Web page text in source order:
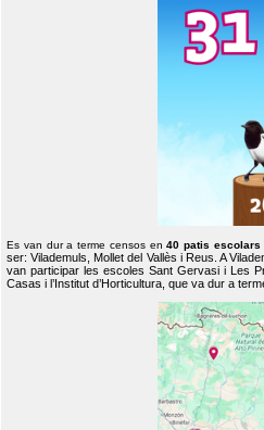
Es van dur a terme censos en40 patis escolars
ser: Vilademuls, Mollet del Vallès i Reus. A
van participar les escoles Sant Gervasi i Les
Casas i l’Institut d’Horticultura, que va dur a